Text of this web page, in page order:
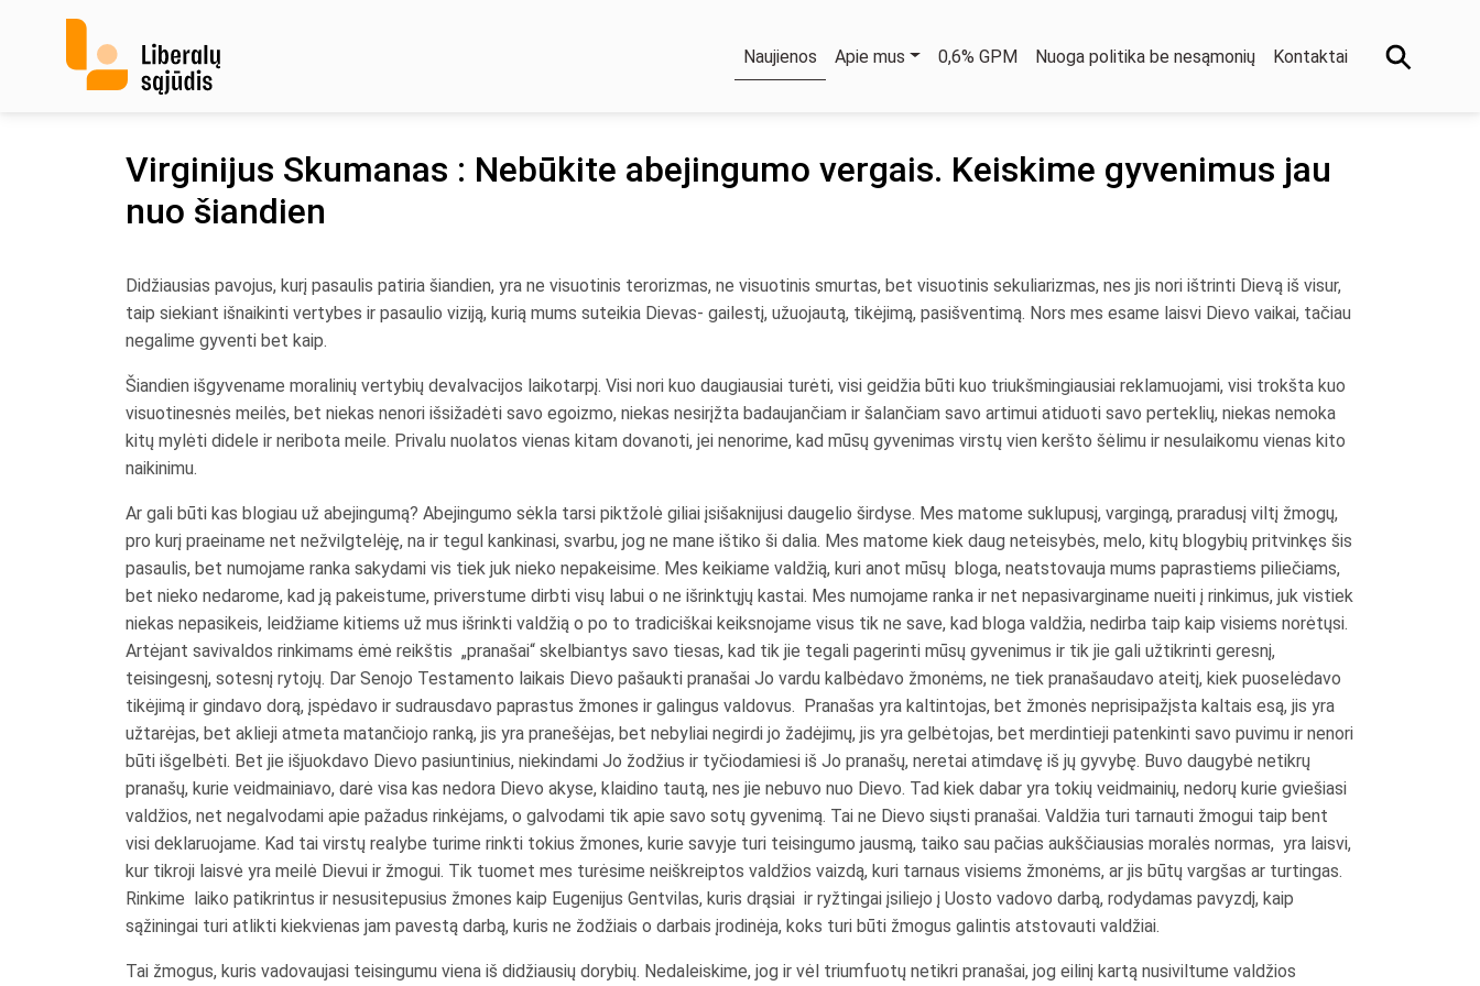
Naujienos Apie mus 0,6% GPM Nuoga politika be nesąmonių Kontaktai
Virginijus Skumanas : Nebūkite abejingumo vergais. Keiskime gyvenimus jau
nuo šiandien
Didžiausias pavojus, kurį pasaulis patiria šiandien, yra ne visuotinis terorizmas, ne visuotinis smurtas, bet visuotinis sekuliarizmas, nes jis nori ištrinti Dievą iš visur,
taip siekiant išnaikinti vertybes ir pasaulio viziją, kurią mums suteikia Dievas- gailestį, užuojautą, tikėjimą, pasišventimą. Nors mes esame laisvi Dievo vaikai, tačiau
negalime gyventi bet kaip.
Šiandien išgyvename moralinių vertybių devalvacijos laikotarpį. Visi nori kuo daugiausiai turėti, visi geidžia būti kuo triukšmingiausiai reklamuojami, visi trokšta kuo
visuotinesnės meilės, bet niekas nenori išsižadėti savo egoizmo, niekas nesirįžta badaujančiam ir šalančiam savo artimui atiduoti savo perteklių, niekas nemoka
kitų mylėti didele ir neribota meile. Privalu nuolatos vienas kitam dovanoti, jei nenorime, kad mūsų gyvenimas virstų vien keršto šėlimu ir nesulaikomu vienas kito
naikinimu.
Ar gali būti kas blogiau už abejingumą? Abejingumo sėkla tarsi piktžolė giliai įsišaknijusi daugelio širdyse. Mes matome suklupusį, vargingą, praradusį viltį žmogų,
pro kurį praeiname net nežvilgtelėję, na ir tegul kankinasi, svarbu, jog ne mane ištiko ši dalia. Mes matome kiek daug neteisybės, melo, kitų blogybių pritvinkęs šis
pasaulis, bet numojame ranka sakydami vis tiek juk nieko nepakeisime. Mes keikiame valdžią, kuri anot mūsų bloga, neatstovauja mums paprastiems piliečiams,
bet nieko nedarome, kad ją pakeistume, priverstume dirbti visų labui o ne išrinktųjų kastai. Mes numojame ranka ir net nepasivarginame nueiti į rinkimus, juk vistiek
niekas nepasikeis, leidžiame kitiems už mus išrinkti valdžią o po to tradiciškai keiksnojame visus tik ne save, kad bloga valdžia, nedirba taip kaip visiems norėtųsi.
Artėjant savivaldos rinkimams ėmė reikštis „pranašai“ skelbiantys savo tiesas, kad tik jie tegali pagerinti mūsų gyvenimus ir tik jie gali užtikrinti geresnį,
teisingesnį, sotesnį rytojų. Dar Senojo Testamento laikais Dievo pašaukti pranašai Jo vardu kalbėdavo žmonėms, ne tiek pranašaudavo ateitį, kiek puoselėdavo
tikėjimą ir gindavo dorą, įspėdavo ir sudrausdavo paprastus žmones ir galingus valdovus. Pranašas yra kaltintojas, bet žmonės neprisipažįsta kaltais esą, jis yra
užtarėjas, bet aklieji atmeta matančiojo ranką, jis yra pranešėjas, bet nebyliai negirdi jo žadėjimų, jis yra gelbėtojas, bet merdintieji patenkinti savo puvimu ir nenori
būti išgelbėti. Bet jie išjuokdavo Dievo pasiuntinius, niekindami Jo žodžius ir tyčiodamiesi iš Jo pranašų, neretai atimdavę iš jų gyvybę. Buvo daugybė netikrų
pranašų, kurie veidmainiavo, darė visa kas nedora Dievo akyse, klaidino tautą, nes jie nebuvo nuo Dievo. Tad kiek dabar yra tokių veidmainių, nedorų kurie gviešiasi
valdžios, net negalvodami apie pažadus rinkėjams, o galvodami tik apie savo sotų gyvenimą. Tai ne Dievo siųsti pranašai. Valdžia turi tarnauti žmogui taip bent
visi deklaruojame. Kad tai virstų realybe turime rinkti tokius žmones, kurie savyje turi teisingumo jausmą, taiko sau pačias aukščiausias moralės normas, yra laisvi,
kur tikroji laisvė yra meilė Dievui ir žmogui. Tik tuomet mes turėsime neiškreiptos valdžios vaizdą, kuri tarnaus visiems žmonėms, ar jis būtų vargšas ar turtingas.
Rinkime laiko patikrintus ir nesusitepusius žmones kaip Eugenijus Gentvilas, kuris drąsiai ir ryžtingai įsiliejo į Uosto vadovo darbą, rodydamas pavyzdį, kaip
sąžiningai turi atlikti kiekvienas jam pavestą darbą, kuris ne žodžiais o darbais įrodinėja, koks turi būti žmogus galintis atstovauti valdžiai.
Tai žmogus, kuris vadovaujasi teisingumu viena iš didžiausių dorybių. Nedaleiskime, jog ir vėl triumfuotų netikri pranašai, jog eilinį kartą nusiviltume valdžios